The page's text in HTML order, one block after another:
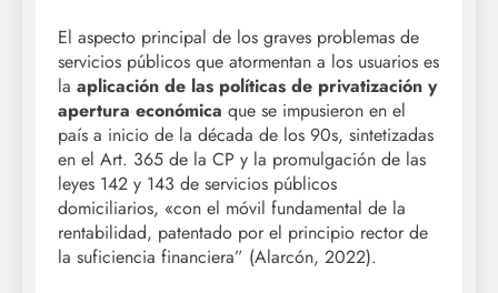
El aspecto principal de los graves problemas de
servicios públicos que atormentan a los usuarios es
la aplicación de las políticas de privatización y
apertura económica que se impusieron en el
país a inicio de la década de los 90s, sintetizadas
en el Art. 365 de la CP y la promulgación de las
leyes 142 y 143 de servicios públicos
domiciliarios, «con el móvil fundamental de la
rentabilidad, patentado por el principio rector de
la suficiencia financiera” (Alarcón, 2022).